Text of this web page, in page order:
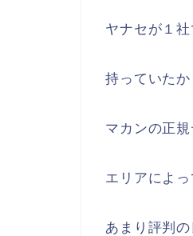
ヤナセが１
持っていた
マカンの正
エリアによ
あまり評判